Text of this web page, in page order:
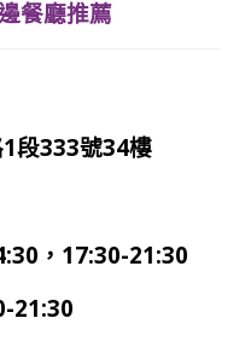
餐廳推薦
段333號34樓
，17:30-21:30
21:30